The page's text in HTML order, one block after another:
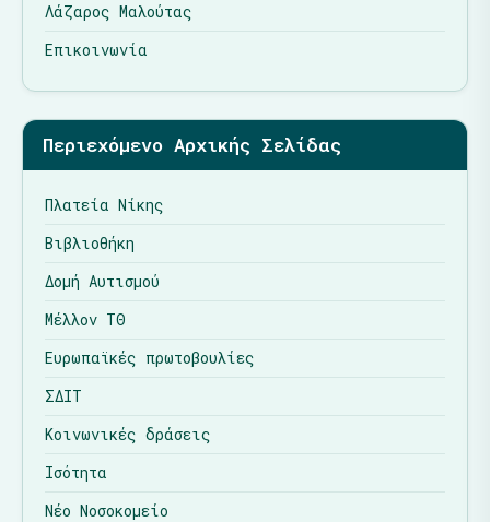
Λάζαρος Μαλούτας
Επικοινωνία
Περιεχόμενο Αρχικής Σελίδας
Πλατεία Νίκης
Βιβλιοθήκη
Δομή Αυτισμού
Μέλλον ΤΘ
Ευρωπαϊκές πρωτοβουλίες
ΣΔΙΤ
Κοινωνικές δράσεις
Ισότητα
Νέο Νοσοκομείο